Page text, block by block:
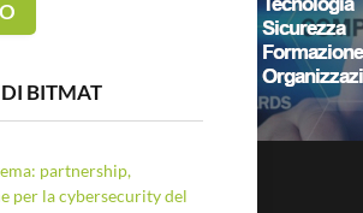
BITMAT
partnership,
per la cybersecurity del